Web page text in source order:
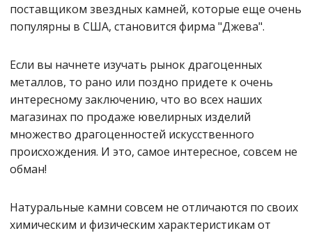
поставщиком звездных камней, которые еще очень
популярны в США, становится фирма "Джева".
Если вы начнете изучать рынок драгоценных
металлов, то рано или поздно придете к очень
интересному заключению, что во всех наших
магазинах по продаже ювелирных изделий
множество драгоценностей искусственного
происхождения. И это, самое интересное, совсем не
обман!
Натуральные камни совсем не отличаются по своих
химическим и физическим характеристикам от